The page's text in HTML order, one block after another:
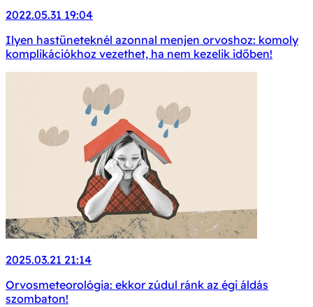
2022.05.31 19:04
Ilyen hastüneteknél azonnal menjen orvoshoz: komoly
komplikációkhoz vezethet, ha nem kezelik időben!
2025.03.21 21:14
Orvosmeteorológia: ekkor zúdul ránk az égi áldás
szombaton!